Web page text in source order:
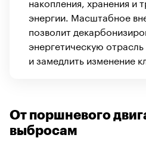
энергии. Масштабное
позволит
энергетическую
и замедлить изменение
От поршневого
выбросам